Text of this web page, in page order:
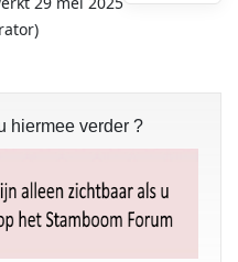
hiermee verder ?